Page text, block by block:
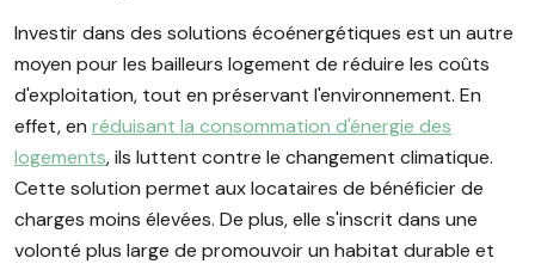
Investir dans des solutions écoénergétiques est un autre
moyen pour les bailleurs logement de réduire les coûts
d'exploitation, tout en préservant l'environnement. En
effet, en réduisant la consommation d'énergie des
logements, ils luttent contre le changement climatique.
Cette solution permet aux locataires de bénéficier de
charges moins élevées. De plus, elle s'inscrit dans une
volonté plus large de promouvoir un habitat durable et